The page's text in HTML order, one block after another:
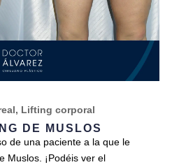
DE MUSLOS
, Lifting corporal
de una paciente a la que le
Muslos. ¡Podéis ver el